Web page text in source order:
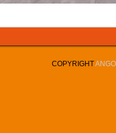
COPYRIGHT